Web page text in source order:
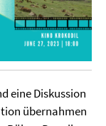
eine Diskussion
übernahmen